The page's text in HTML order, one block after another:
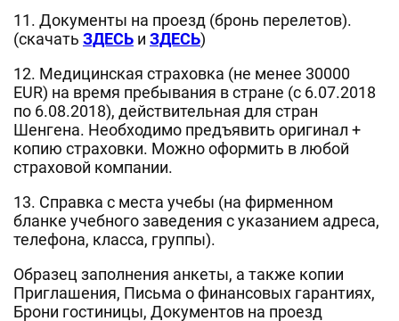
11. Документы на проезд (бронь перелетов).
(скачать ЗДЕСЬ и ЗДЕСЬ)
12. Медицинская страховка (не менее 30000
EUR) на время пребывания в стране (с 6.07.2018
по 6.08.2018), действительная для стран
Шенгена. Необходимо предъявить оригинал +
копию страховки. Можно оформить в любой
страховой компании.
13. Справка с места учебы (на фирменном
бланке учебного заведения с указанием адреса,
телефона, класса, группы).
Образец заполнения анкеты, а также копии
Приглашения, Письма о финансовых гарантиях,
Брони гостиницы, Документов на проезд